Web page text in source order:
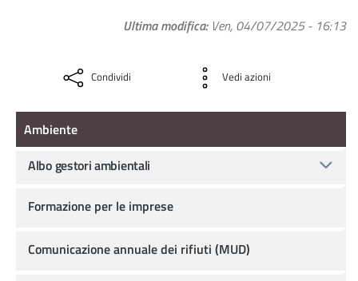
Ultima modifica Ven, 04/07/2025 - 16:13
Condividi Vedi azioni
Ambiente
Ambiente
Albo gestori ambientali
Formazione per le imprese
Comunicazione annuale dei rifiuti (MUD)